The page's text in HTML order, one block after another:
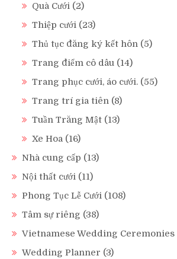
Quà Cưới (2)
Thiệp cưới (23)
Thủ tục đăng ký kết hôn (5)
Trang điểm cô dâu (14)
Trang phục cưới, áo cưới. (55)
Trang trí gia tiên (8)
Tuần Trăng Mật (13)
Xe Hoa (16)
Nhà cung cấp (13)
Nội thất cưới (11)
Phong Tục Lễ Cưới (108)
Tâm sự riêng (38)
Vietnamese Wedding Ceremonies
Wedding Planner (3)